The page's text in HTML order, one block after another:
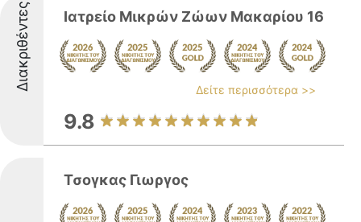
Διακριθέντες Ιατρείο Μικρών Ζώων Μακαρίου 16
Δείτε περισσότερα >>
9.8
Τσογκας Γιωργος